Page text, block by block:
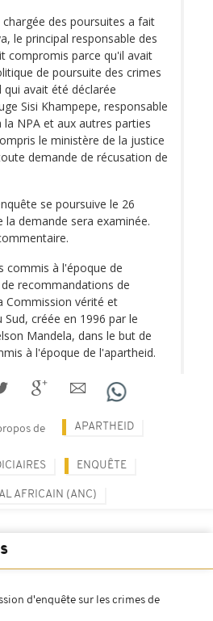
chargée des poursuites a fait
le principal responsable des
compromis parce qu'il avait
de poursuite des crimes
avait été déclarée
Sisi Khampepe, responsable
NPA et aux autres parties
le ministère de la justice
demande de récusation de
se poursuive le 26
demande sera examinée.
commis à l'époque de
recommandations de
Commission vérité et
créée en 1996 par le
Mandela, dans le but de
à l'époque de l'apartheid.
de APARTHEID
ENQUÊTE
AFRICAIN (ANC)
d'enquête sur les crimes de